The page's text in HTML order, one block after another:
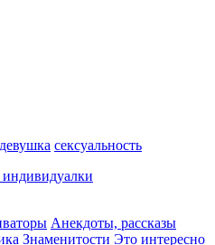
сексуальность
Анекдоты, рассказы
Знаменитости Это интересно